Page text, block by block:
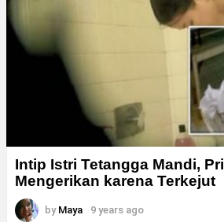
Intip Istri Tetangga Mandi,
Mengerikan karena Terkejut
by Maya 9 years ago